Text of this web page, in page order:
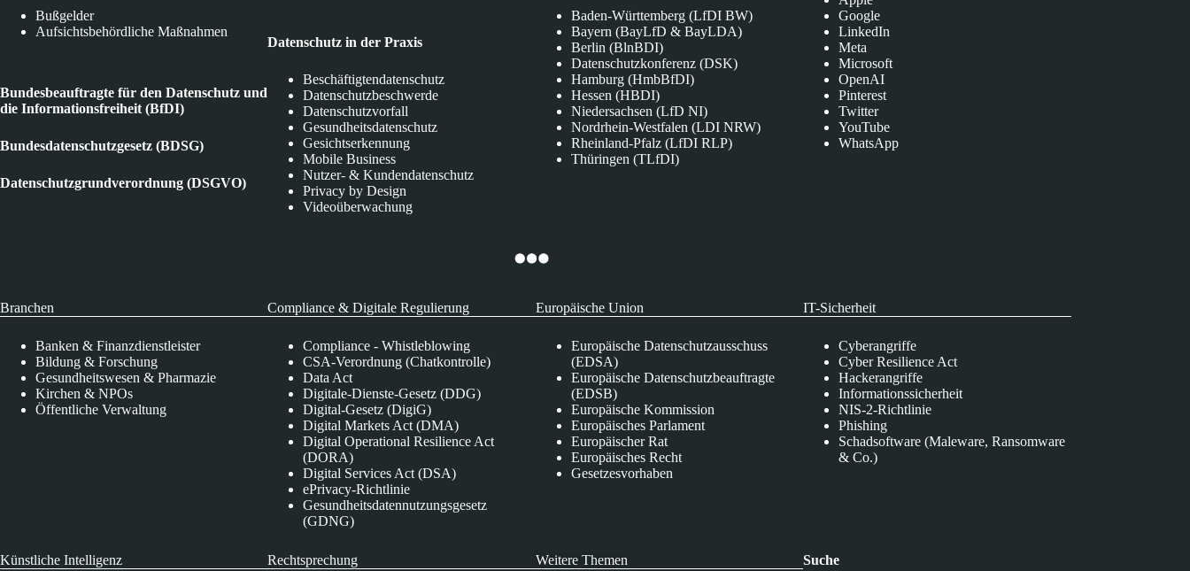
Bußgelder
Aufsichtsbehördliche Maßnahmen
Bundesbeauftragte für den Datenschutz und
die Informationsfreiheit (BfDI)
Bundesdatenschutzgesetz (BDSG)
Datenschutzgrundverordnung (DSGVO)
Datenschutz in der Praxis
Beschäftigtendatenschutz
Datenschutzbeschwerde
Datenschutzvorfall
Gesundheitsdatenschutz
Gesichtserkennung
Mobile Business
Nutzer- & Kundendatenschutz
Privacy by Design
Videoüberwachung
Baden-Württemberg (LfDI BW)
Bayern (BayLfD & BayLDA)
Berlin (BlnBDI)
Datenschutzkonferenz (DSK)
Hamburg (HmbBfDI)
Hessen (HBDI)
Niedersachsen (LfD NI)
Nordrhein-Westfalen (LDI NRW)
Rheinland-Pfalz (LfDI RLP)
Thüringen (TLfDI)
Google
LinkedIn
Meta
Microsoft
OpenAI
Pinterest
Twitter
YouTube
WhatsApp
Branchen
Banken & Finanzdienstleister
Bildung & Forschung
Gesundheitswesen & Pharmazie
Kirchen & NPOs
Öffentliche Verwaltung
Compliance & Digitale Regulierung
Compliance - Whistleblowing
CSA-Verordnung (Chatkontrolle)
Data Act
Digitale-Dienste-Gesetz (DDG)
Digital-Gesetz (DigiG)
Digital Markets Act (DMA)
Digital Operational Resilience Act
(DORA)
Digital Services Act (DSA)
ePrivacy-Richtlinie
Gesundheitsdatennutzungsgesetz
(GDNG)
Europäische Union
Europäische Datenschutzausschuss
(EDSA)
Europäische Datenschutzbeauftragte
(EDSB)
Europäische Kommission
Europäisches Parlament
Europäischer Rat
Europäisches Recht
Gesetzesvorhaben
IT-Sicherheit
Cyberangriffe
Cyber Resilience Act
Hackerangriffe
Informationssicherheit
NIS-2-Richtlinie
Phishing
Schadsoftware (Maleware, Ransomware
& Co.)
Künstliche Intelligenz Rechtsprechung Weitere Themen Suche